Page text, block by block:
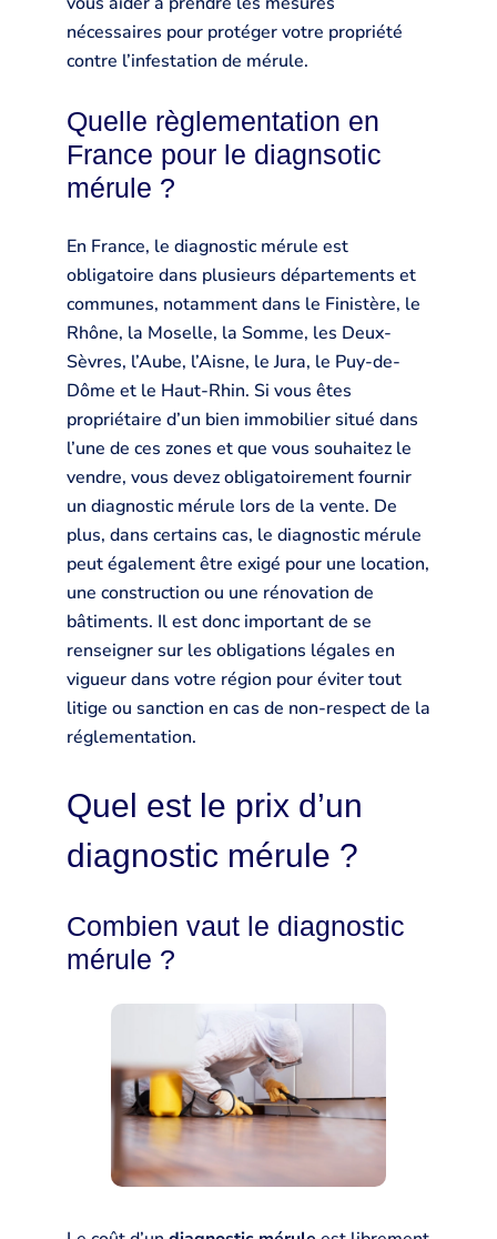
nécessaires pour protéger votre propriété
contre l’infestation de mérule.
Quelle règlementation en
France pour le diagnsotic
mérule ?
En France, le diagnostic mérule est
obligatoire dans plusieurs départements et
communes, notamment dans le Finistère, le
Rhône, la Moselle, la Somme, les Deux-
Sèvres, l’Aube, l’Aisne, le Jura, le Puy-de-
Dôme et le Haut-Rhin. Si vous êtes
propriétaire d’un bien immobilier situé dans
l’une de ces zones et que vous souhaitez le
vendre, vous devez obligatoirement fournir
un diagnostic mérule lors de la vente. De
plus, dans certains cas, le diagnostic mérule
peut également être exigé pour une location,
une construction ou une rénovation de
bâtiments. Il est donc important de se
renseigner sur les obligations légales en
vigueur dans votre région pour éviter tout
litige ou sanction en cas de non-respect de la
réglementation.
Quel est le prix d’un
diagnostic mérule ?
Combien vaut le diagnostic
mérule ?